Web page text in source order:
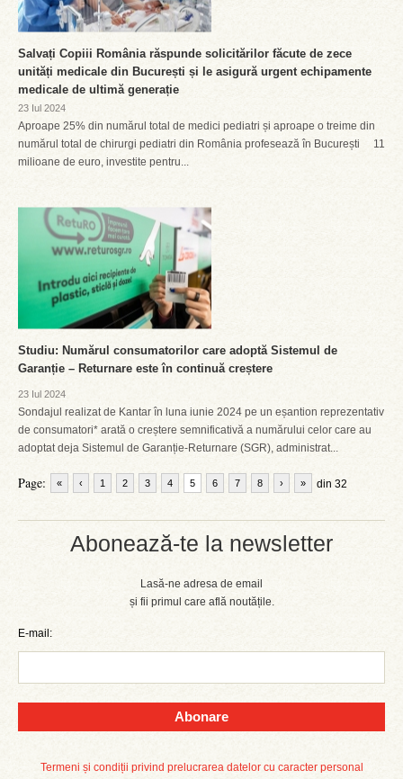
Abonează-te la newsletter
Lasă-ne adresa de email
și fii primul care află noutățile.
E-mail:
Abonare
Termeni și condiții privind prelucrarea datelor cu caracter personal
Salvați Copiii România răspunde solicitărilor făcute de zece
unități medicale din București și le asigură urgent echipamente
medicale de ultimă generație
23 Iul 2024
Aproape 25% din numărul total de medici pediatri și aproape o treime din
numărul total de chirurgi pediatri din România profesează în București 11
milioane de euro, investite pentru...
Studiu: Numărul consumatorilor care adoptă Sistemul de
Garanție – Returnare este în continuă creștere
23 Iul 2024
Sondajul realizat de Kantar în luna iunie 2024 pe un eșantion reprezentativ
de consumatori* arată o creștere semnificativă a numărului celor care au
adoptat deja Sistemul de Garanție-Returnare (SGR), administrat...
Page: « ‹ 1 2 3 4 5 6 7 8 din 32
› »